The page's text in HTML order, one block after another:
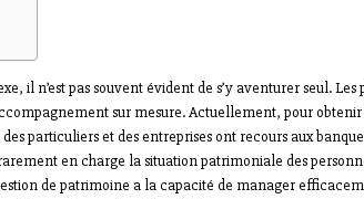
il n’est pas souvent évident de s’y aventurer seul.
sur mesure. Actuellement, pour obtenir
particuliers et des entreprises ont recours aux
en charge la situation patrimoniale des
de patrimoine a la capacité de manager